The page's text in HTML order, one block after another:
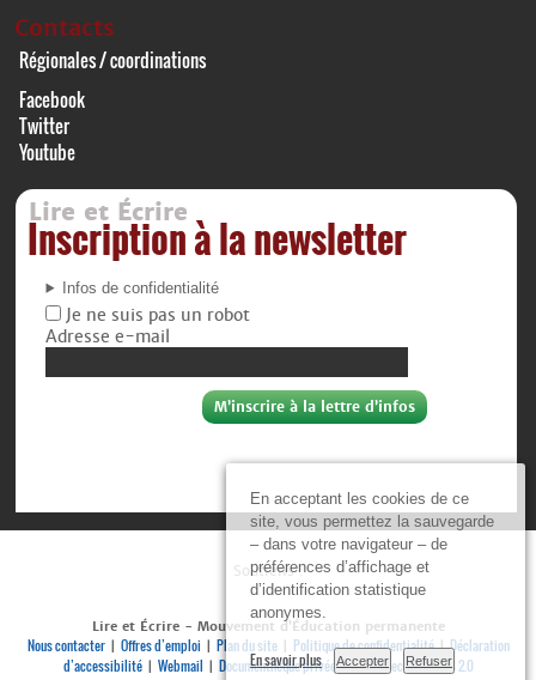
En acceptant les cookies de ce
site, vous permettez la sauvegarde
– dans votre navigateur – de
préférences d’affichage et
d’identification statistique
anonymes.
En savoir plus Accepter Refuser
Contacts
Régionales / coordinations
Facebook
Twitter
Youtube
Lire et Écrire
Inscription à la newsletter
Infos de confidentialité
Je ne suis pas un robot
Adresse e-mail
Soutiens :
Lire et Écrire - Mouvement d’Éducation permanente
Nous contacter| Offres d’emploi | Plan du site| Politique de confidentialité|Déclaration
d’accessibilité| Webmail | Documenthèque privée|Se connecter|RSS 2.0